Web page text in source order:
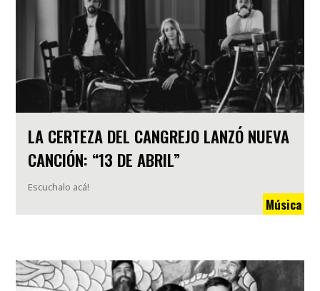
LA CERTEZA DEL CANGREJO LANZÓ NUEVA
CANCIÓN: “13 DE ABRIL”
Escuchalo acá!
Música